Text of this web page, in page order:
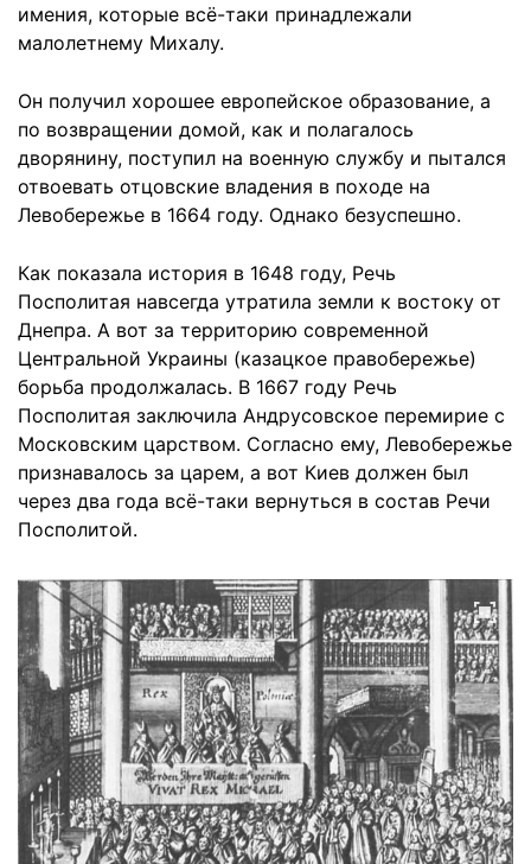
имения, которые всё-таки принадлежали
малолетнему Михалу.
Он получил хорошее европейское образование, а
по возвращении домой, как и полагалось
дворянину, поступил на военную службу и пытался
отвоевать отцовские владения в походе на
Левобережье в 1664 году. Однако безуспешно.
Как показала история в 1648 году, Речь
Посполитая навсегда утратила земли к востоку от
Днепра. А вот за территорию современной
Центральной Украины (казацкое правобережье)
борьба продолжалась. В 1667 году Речь
Посполитая заключила Андрусовское перемирие с
Московским царством. Согласно ему, Левобережье
признавалось за царем, а вот Киев должен был
через два года всё-таки вернуться в состав Речи
Посполитой.